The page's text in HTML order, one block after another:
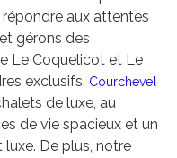
aux attentes
gérons des
Le Coquelicot et Le
exclusifs. Courchevel
de luxe, au
de vie spacieux et un
De plus, notre